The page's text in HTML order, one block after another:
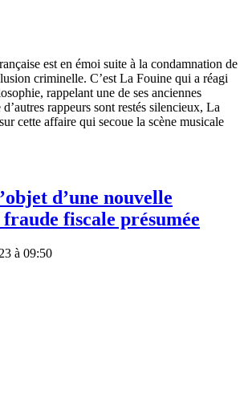
est en émoi suite à la condamnation de
criminelle. C’est La Fouine qui a réagi
rappelant une de ses anciennes
rappeurs sont restés silencieux, La
cette affaire qui secoue la scène musicale
d’une nouvelle
fiscale présumée
à 09:50